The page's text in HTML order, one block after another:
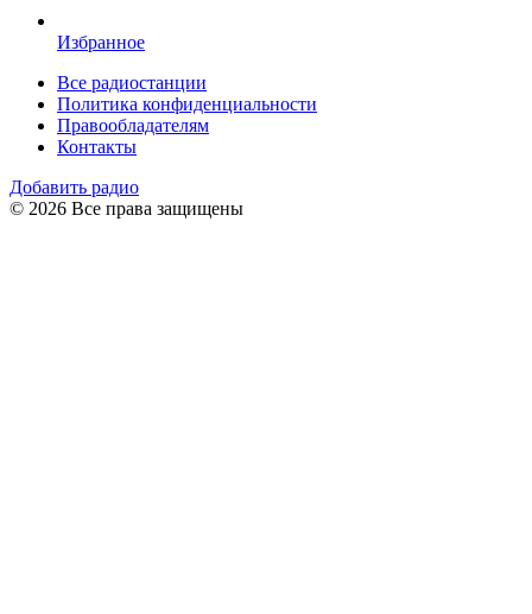
Избранное
Все радиостанции
Политика конфиденциальности
Правообладателям
Контакты
Добавить радио
© 2026 Все права защищены